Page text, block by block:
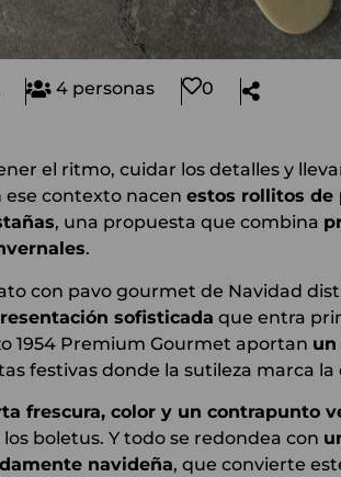
4 personas 0
el ritmo, cuidar los detalles y
ese contexto nacen estos rollitos de
, una propuesta que combina
.
con pavo gourmet de Navidad
sofisticada que entra
1954 Premium Gourmet aportan un
festivas donde la sutileza marca la
frescura, color y un contrapunto
boletus. Y todo se redondea con
navideña, que convierte